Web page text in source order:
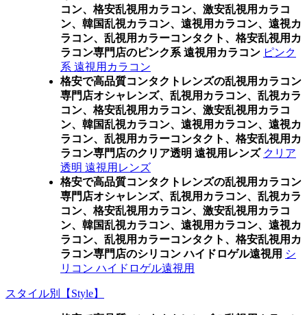
コン、格安乱視用カラコン、激安乱視用カラコ
ン、韓国乱視カラコン、遠視用カラコン、遠視カ
ラコン、乱視用カラーコンタクト、格安乱視用カ
ラコン専門店のピンク系 遠視用カラコン ピンク
系 遠視用カラコン
格安で高品質コンタクトレンズの乱視用カラコン
専門店オシャレンズ、乱視用カラコン、乱視カラ
コン、格安乱視用カラコン、激安乱視用カラコ
ン、韓国乱視カラコン、遠視用カラコン、遠視カ
ラコン、乱視用カラーコンタクト、格安乱視用カ
ラコン専門店のクリア透明 遠視用レンズ クリア
透明 遠視用レンズ
格安で高品質コンタクトレンズの乱視用カラコン
専門店オシャレンズ、乱視用カラコン、乱視カラ
コン、格安乱視用カラコン、激安乱視用カラコ
ン、韓国乱視カラコン、遠視用カラコン、遠視カ
ラコン、乱視用カラーコンタクト、格安乱視用カ
ラコン専門店のシリコン ハイドロゲル遠視用 シ
リコン ハイドロゲル遠視用
スタイル別【Style】